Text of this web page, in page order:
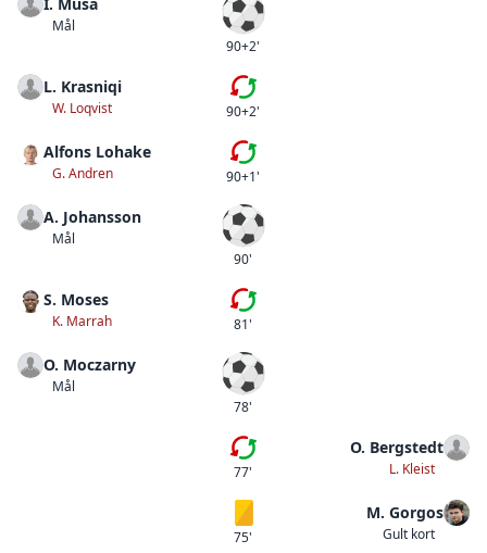
Mål Mål
90+2'
L. Krasniqi
W. Loqvist
Tredje bytet
90+2'
Alfons Lohake
G. Andren
Fjärde bytet
90+1'
A. Johansson
Mål Mål
90'
S. Moses
K. Marrah
Andra bytet
81'
O. Moczarny
Mål Mål
78'
Femte bytet
77'
O. Bergstedt
L. Kleist
Gult kort
75'
M. Gorgos
Gult kort